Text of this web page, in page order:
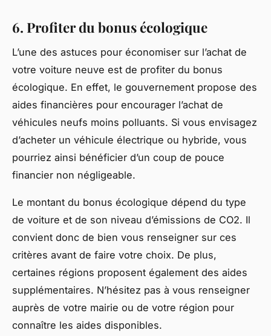
6. Profiter du bonus écologique
L’une des astuces pour économiser sur l’achat de
votre voiture neuve est de profiter du bonus
écologique. En effet, le gouvernement propose des
aides financières pour encourager l’achat de
véhicules neufs moins polluants. Si vous envisagez
d’acheter un véhicule électrique ou hybride, vous
pourriez ainsi bénéficier d’un coup de pouce
financier non négligeable.
Le montant du bonus écologique dépend du type
de voiture et de son niveau d’émissions de CO2. Il
convient donc de bien vous renseigner sur ces
critères avant de faire votre choix. De plus,
certaines régions proposent également des aides
supplémentaires. N’hésitez pas à vous renseigner
auprès de votre mairie ou de votre région pour
connaître les aides disponibles.